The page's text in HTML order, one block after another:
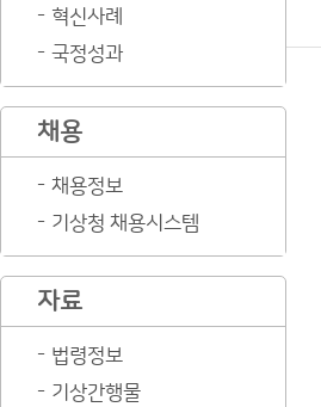
혁신사례
국정성과
채용
채용정보
기상청 채용시스템
자료
법령정보
기상간행물